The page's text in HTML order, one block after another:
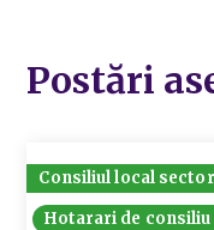
Postări
Consiliul local
Hotarari de consiliu